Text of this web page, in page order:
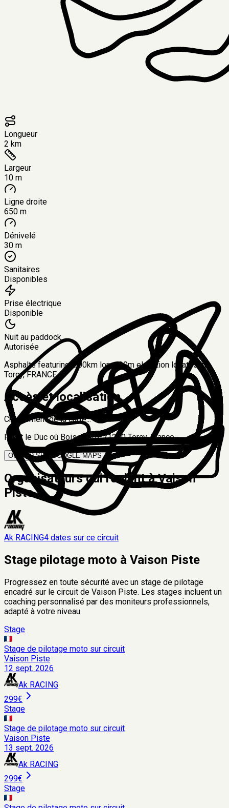
Longueur
2 km
Largeur
10 m
Ligne droite
650 m
Dénivelé
30 m
Sanitaires
Disponibles
Prise électrique
Disponible
Nuit au paddock
Autorisée
Asphalte featuring 2.00km long, 30m elevation located in
Torcy, FRANCE
Accès et localisation
Chargement de la carte...
Forêt le Duc où Bois du Ro, 71210 Torcy, France
OUVRIR SUR GOOGLE MAPS
Organisateurs qui roulent àVaison
Piste
Ak RACING4 dates sur ce circuit
Stage pilotage moto à Vaison Piste
Progressez en toute sécurité avec un stage de pilotage
encadré sur le circuit de Vaison Piste. Les stages incluent un
coaching personnalisé par des moniteurs professionnels,
adapté à votre niveau.
Stage
Stage de pilotage moto sur circuit
Vaison Piste
12 sept. 2026
Ak RACING
299€
Stage
Stage de pilotage moto sur circuit
Vaison Piste
13 sept. 2026
Ak RACING
299€
Stage